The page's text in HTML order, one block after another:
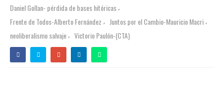
Daniel Gollan- pérdida de bases hitóricas ,
Frente de Todos-Alberto Fernández , Juntos por el Cambio-Mauricio Macri ,
neoliberalismo salvaje , Victorio Paulón-(CTA)